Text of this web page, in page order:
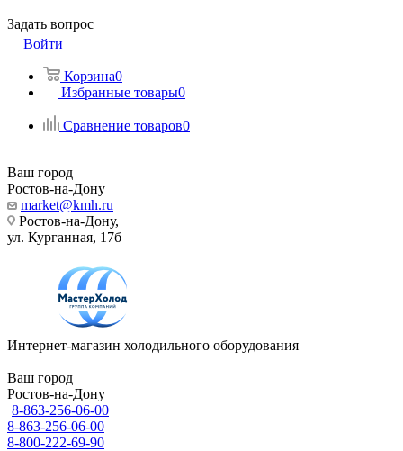
Задать вопрос
Войти
Корзина0
Избранные товары0
Сравнение товаров0
Ваш город
Ростов-на-Дону
market@kmh.ru
Ростов-на-Дону,
ул. Курганная, 17б
Интернет-магазин холодильного оборудования
Ваш город
Ростов-на-Дону
8-863-256-06-00
8-863-256-06-00
8-800-222-69-90